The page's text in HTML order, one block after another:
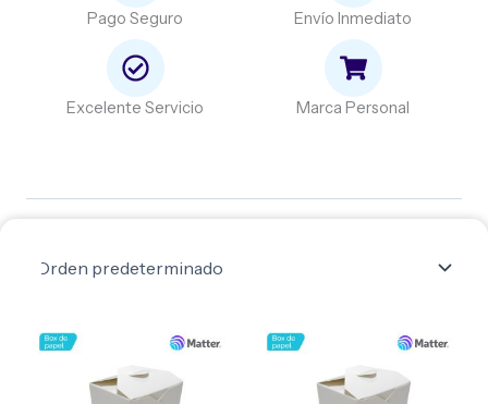
Pago Seguro Envío Inmediato
Excelente Servicio Marca Personal